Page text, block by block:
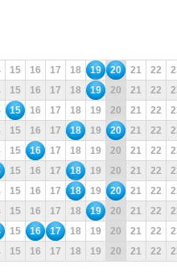
15 16 17 18 19 20 21 22
15 16 17 18 19 20 21 22
15 16 17 18 19 20 21 22
15 16 17 18 19 20 21 22
15 16 17 18 19 20 21 22
15 16 17 18 19 20 21 22
15 16 17 18 19 20 21 22
15 16 17 18 19 20 21 22
15 16 17 18 19 20 21 22
15 16 17 18 19 20 21 22